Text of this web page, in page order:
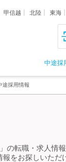
甲信越 北陸 東海
中途採
途採用情報
の転職・求人情
をお探しいただ